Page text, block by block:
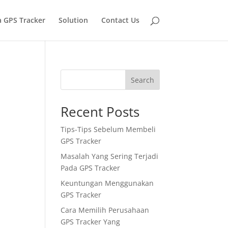
GPS Tracker Solution Contact Us
Search
Recent Posts
Tips-Tips Sebelum Membeli
GPS Tracker
Masalah Yang Sering Terjadi
Pada GPS Tracker
Keuntungan Menggunakan
GPS Tracker
Cara Memilih Perusahaan
GPS Tracker Yang